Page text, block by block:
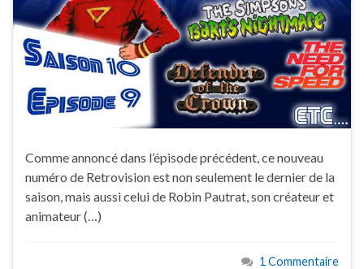
Comme annoncé dans l’épisode précédent, ce nouveau
numéro de Retrovision est non seulement le dernier de la
saison, mais aussi celui de Robin Pautrat, son créateur et
animateur (…)
1 Commentaire